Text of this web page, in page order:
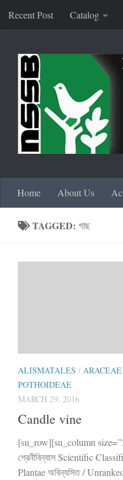
Skip to content
Recent Post Catalog
Home About Us
TAGGED: গাছ
ALISMATALES / ARACEAE
POTHOIDEAE
MARCH 29, 2016
Candle vine
[su_row][su_column
শ্রেনীবিন্যাস Scientific
Plantae অবিন্যসিত /